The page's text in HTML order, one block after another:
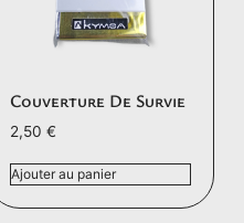
Couverture De Survie
2,50€
Ajouter au panier